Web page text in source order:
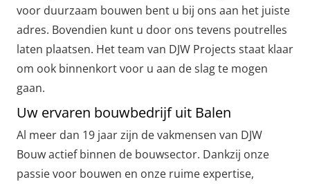
voor duurzaam bouwen bent u bij ons aan het juiste
adres. Bovendien kunt u door ons tevens poutrelles
laten plaatsen. Het team van DJW Projects staat klaar
om ook binnenkort voor u aan de slag te mogen
gaan.
Uw ervaren bouwbedrijf uit Balen
Al meer dan 19 jaar zijn de vakmensen van DJW
Bouw actief binnen de bouwsector. Dankzij onze
passie voor bouwen en onze ruime expertise,